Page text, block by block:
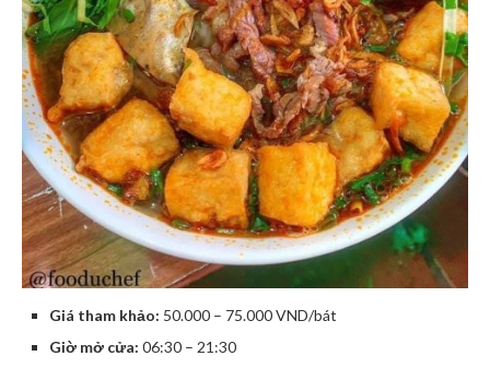
Giá tham khảo: 50.000 – 75.000 VND/bát
Giờ mở cửa: 06:30 – 21:30